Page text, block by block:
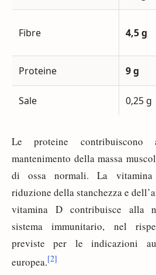
Fibre 4,5 g
Proteine 9 g
Sale 0,25 g
Le proteine
mantenimento della massa
di ossa normali. La
riduzione della stanchezza e
vitamina D contribuisce alla
sistema immunitario, nel
previste per le indicazioni
europea.[2]